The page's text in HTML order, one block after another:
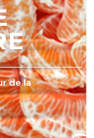
de la